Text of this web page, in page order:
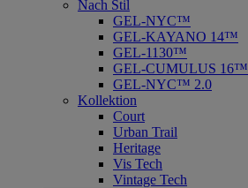
Nach Stil
GEL-NYC™
GEL-KAYANO 14™
GEL-1130™
GEL-CUMULUS 16™
GEL-NYC™ 2.0
Kollektion
Court
Urban Trail
Heritage
Vis Tech
Vintage Tech